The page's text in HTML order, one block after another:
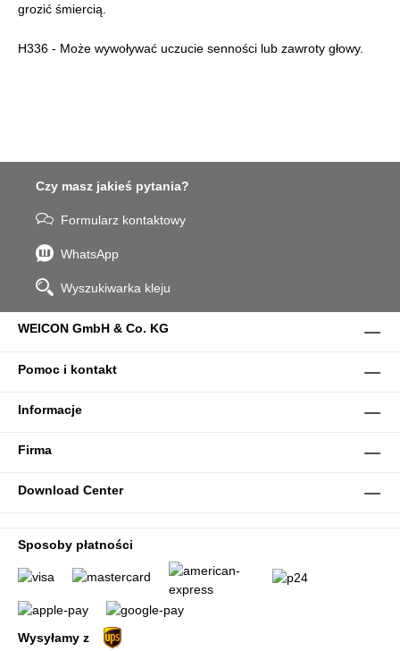
grozić śmiercią.
H336 - Może wywoływać uczucie senności lub zawroty głowy.
Czy masz jakieś pytania?
Formularz kontaktowy
WhatsApp
Wyszukiwarka kleju
WEICON GmbH & Co. KG
Pomoc i kontakt
Informacje
Firma
Download Center
Sposoby płatności
Wysyłamy z